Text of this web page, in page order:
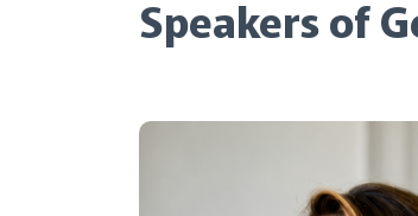
Speakers of